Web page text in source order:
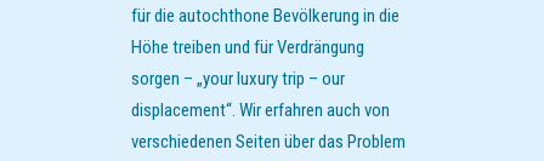
für die autochthone Bevölkerung in die
Höhe treiben und für Verdrängung
sorgen – „your luxury trip – our
displacement“. Wir erfahren auch von
verschiedenen Seiten über das Problem